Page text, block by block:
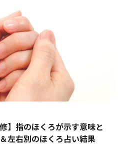
】指のほくろが示す意味と
左右別のほくろ占い結果